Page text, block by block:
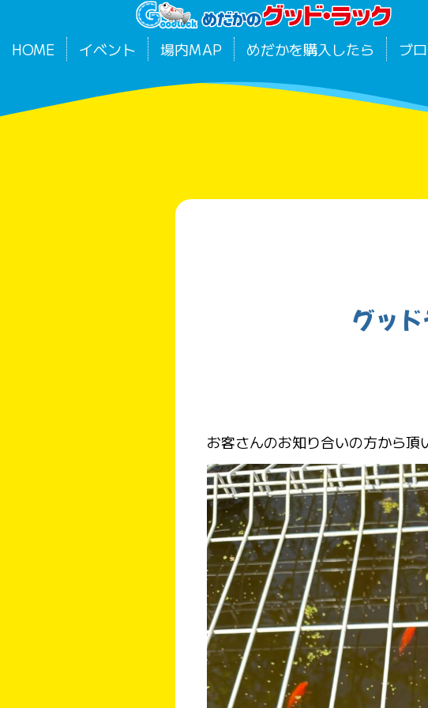
HOME イベント 場内MAP めだかを購入したら ブ
グッ
お客さんのお知り合いの方から